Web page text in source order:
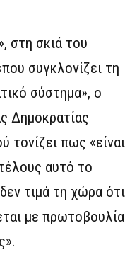
στη σκιά του
συγκλονίζει τη
σύστημα», ο
Δημοκρατίας
πως «είναι
αυτό το
τιμά τη χώρα ότι
με πρωτοβουλία